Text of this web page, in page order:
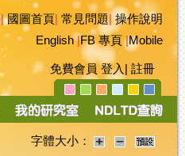
|國圖首頁 常見問題|操作說明
English|FB 專頁|Mobile
免費會員 登入 註冊
字體大小：